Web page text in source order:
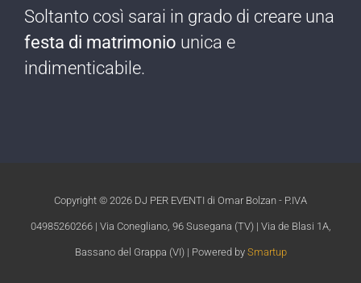
Soltanto così sarai in grado di creare una
festa di matrimonio unica e
indimenticabile.​
Copyright © 2026 DJ PER EVENTI di Omar Bolzan - P.IVA
04985260266 | Via Conegliano, 96 Susegana (TV) | Via de Blasi 1A,
Bassano del Grappa (VI) | Powered by Smartup